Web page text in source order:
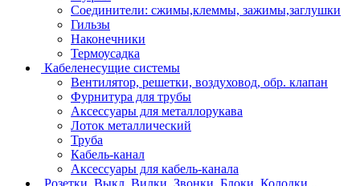
Соединители: сжимы,клеммы, зажимы,заглушки
Гильзы
Наконечники
Термоусадка
Кабеленесущие системы
Вентилятор, решетки, воздуховод, обр. клапан
Фурнитура для трубы
Аксессуары для металлорукава
Лоток металлический
Труба
Кабель-канал
Аксессуары для кабель-канала
Розетки, Выкл, Вилки, Звонки, Блоки, Колодки...